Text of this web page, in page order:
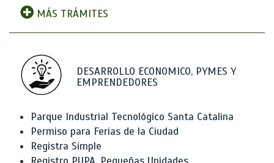
MÁS TRÁMITES
DESARROLLO ECONOMICO, PYMES Y
EMPRENDEDORES
Parque Industrial Tecnológico Santa Catalina
Permiso para Ferias de la Ciudad
Registra Simple